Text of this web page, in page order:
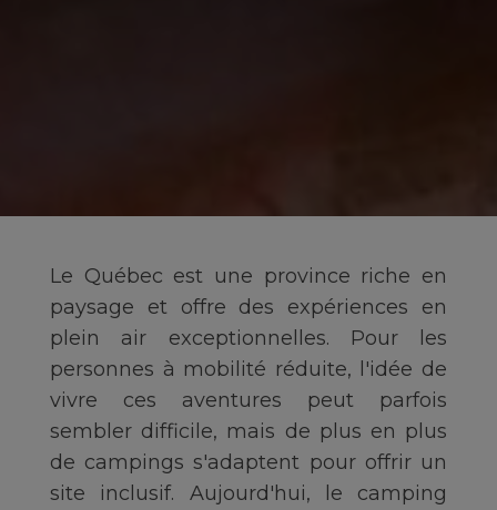
Le Québec est une province riche en
paysage et offre des expériences en
plein air exceptionnelles. Pour les
personnes à mobilité réduite, l'idée de
vivre ces aventures peut parfois
sembler difficile, mais de plus en plus
de campings s'adaptent pour offrir un
site inclusif. Aujourd'hui, le camping